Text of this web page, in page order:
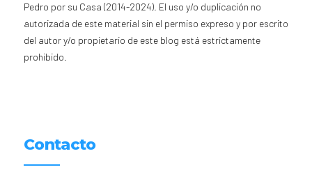
Pedro por su Casa (2014-2024). El uso y/o duplicación no
autorizada de este material sin el permiso expreso y por escrito
del autor y/o propietario de este blog está estrictamente
prohibido.
Contacto